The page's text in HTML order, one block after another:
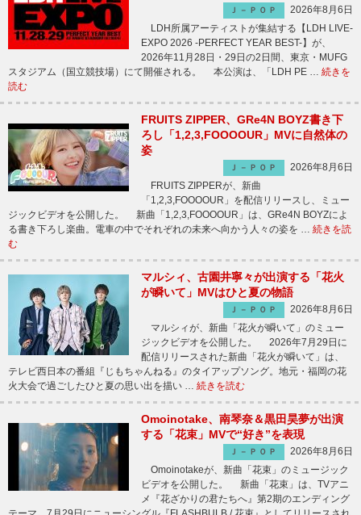
Ｊ－ＰＯＰ
2026年8月6日
LDH所属アーティストが集結する【LDH LIVE-
EXPO 2026 -PERFECT YEAR BEST-】が、
2026年11月28日・29日の2日間、東京・MUFG
スタジアム（国立競技場）にて開催される。 本公演は、「LDH PE … 続きを
読む
FRUITS ZIPPER、GRe4N BOYZ書き下
ろし「1,2,3,FOOOOUR」MVに自然体の
姿
Ｊ－ＰＯＰ
2026年8月6日
FRUITS ZIPPERが、新曲
「1,2,3,FOOOOUR」を配信リリースし、ミュー
ジックビデオを公開した。 新曲「1,2,3,FOOOOUR」は、GRe4N BOYZによ
る書き下ろし楽曲。電車の中でそれぞれの未来へ向かう人々の姿を … 続きを読
む
マルシィ、古園井寧々が出演する「花火
が瞬いて」MVはひと夏の物語
Ｊ－ＰＯＰ
2026年8月6日
マルシィが、新曲「花火が瞬いて」のミュー
ジックビデオを公開した。 2026年7月29日に
配信リリースされた新曲「花火が瞬いて」は、
テレビ西日本の番組『じもちゃんねる』のタイアップソング。地元・福岡の花
火大会で過ごしたひと夏の思い出を描い … 続きを読む
Omoinotake、南琴奈＆黒田昊夢が出演
する「花束」MVで“好き”を表現
Ｊ－ＰＯＰ
2026年8月6日
Omoinotakeが、新曲「花束」のミュージック
ビデオを公開した。 新曲「花束」は、TVアニ
メ『花ざかりの君たちへ』第2期のエンディング